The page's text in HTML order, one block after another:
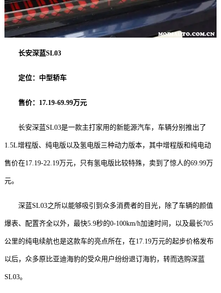
长安深蓝SL03
定位：中型轿车
售价：17.19-69.99万元
长安深蓝SL03是一款主打家用的新能源汽车，车辆分别推出了
1.5L增程版、纯电版以及氢电版三种动力版本，其中增程版和纯电动
售价在17.19-22.19万元，只有氢电版比较特殊，卖到了惊人的69.99万
元。
深蓝SL03之所以能够吸引到众多消费者的目光，除了车辆的颜值
爆表、配置齐全以外，最快5.9秒的0-100km/h加速时间，以及最长705
公里的纯电续航也是这款车的亮点所在，在17.19万元的起步价格发布
以后，众多原比亚迪海豹的受众用户纷纷退订海豹，转而选购深蓝
SL03。